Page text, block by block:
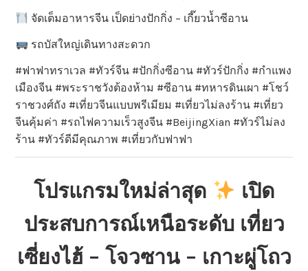
จัดเต็มอาหารจีน เป็ดย่างปักกิ่ง – เกี๊ยวน้ำซีอาน
รถบัสใหญ่เดินทางสะดวก
#ฟาฟาทราเวล #ทัวร์จีน #ปักกิ่งซีอาน #ทัวร์ปักกิ่ง #กำแพง
เมืองจีน #พระราชวังต้องห้าม #ซีอาน #ทหารดินเผา #โชว์
ราชวงศ์ถัง #เที่ยวจีนแบบพรีเมียม #เที่ยวไม่ลงร้าน #เที่ยว
จีนคุ้มค่า #รถไฟความเร็วสูงจีน #BeijingXian #ทัวร์ไม่ลง
ร้าน #ทัวร์ดีมีคุณภาพ #เที่ยวกับฟาฟา
โปรแกรมใหม่ล่าสุด
เปิด
ประสบการณ์เหนือระดับ เที่ยว
เซี่ยงไฮ้ – โจวซาน – เกาะผู่โถว